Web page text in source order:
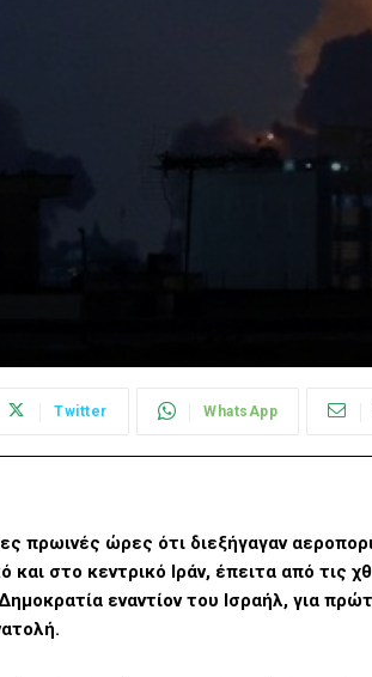
Twitter WhatsApp
πρωινές ώρες ότι διεξήγαγαν
στο κεντρικό Ιράν, έπειτα από τις
εναντίον του Ισραήλ, για